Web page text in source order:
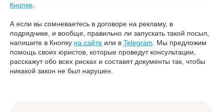
Кнопке
А если вы сомневаетесь в договоре на рекламу, в
подрядчике, и вообще, правильно ли запускать такой посыл,
напишите в Кнопку на сайте или в Telegram . Мы предложим
помощь своих юристов, которые проведут консультации,
расскажут обо всех рисках и составят документы так, чтобы
никакой закон не был нарушен.